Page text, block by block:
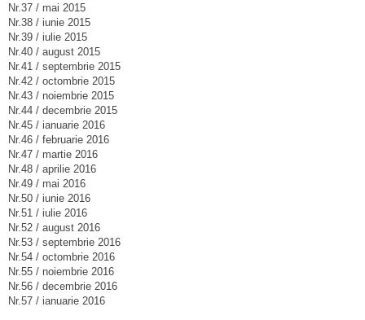
Nr.37 / mai 2015
Nr.38 / iunie 2015
Nr.39 / iulie 2015
Nr.40 / august 2015
Nr.41 / septembrie 2015
Nr.42 / octombrie 2015
Nr.43 / noiembrie 2015
Nr.44 / decembrie 2015
Nr.45 / ianuarie 2016
Nr.46 / februarie 2016
Nr.47 / martie 2016
Nr.48 / aprilie 2016
Nr.49 / mai 2016
Nr.50 / iunie 2016
Nr.51 / iulie 2016
Nr.52 / august 2016
Nr.53 / septembrie 2016
Nr.54 / octombrie 2016
Nr.55 / noiembrie 2016
Nr.56 / decembrie 2016
Nr.57 / ianuarie 2016